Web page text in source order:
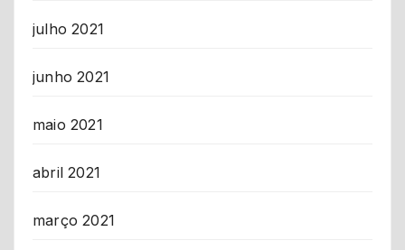
julho 2021
junho 2021
maio 2021
abril 2021
março 2021